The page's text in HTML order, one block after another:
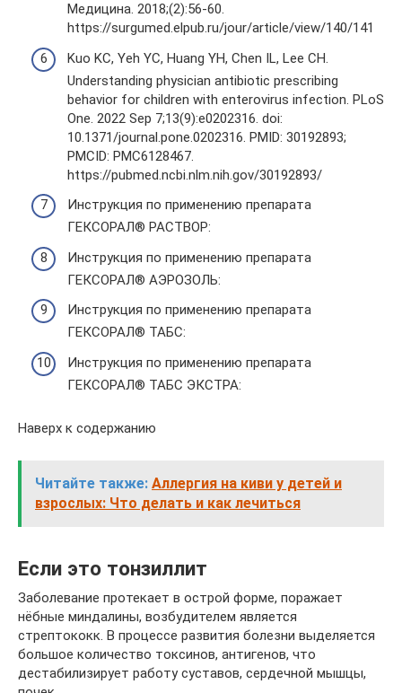
Медицина. 2018;(2):56-60.
https://surgumed.elpub.ru/jour/article/view/140/141
Kuo KC, Yeh YC, Huang YH, Chen IL, Lee CH.
Understanding physician antibiotic prescribing
behavior for children with enterovirus infection. PLoS
One. 2022 Sep 7;13(9):e0202316. doi:
10.1371/journal.pone.0202316. PMID: 30192893;
PMCID: PMC6128467.
https://pubmed.ncbi.nlm.nih.gov/30192893/
Инструкция по применению препарата
ГЕКСОРАЛ® РАСТВОР:
Инструкция по применению препарата
ГЕКСОРАЛ® АЭРОЗОЛЬ:
Инструкция по применению препарата
ГЕКСОРАЛ® ТАБС:
Инструкция по применению препарата
ГЕКСОРАЛ® ТАБС ЭКСТРА:
Наверх к содержанию
Читайте также: Аллергия на киви у детей и
взрослых: Что делать и как лечиться
Если это тонзиллит
Заболевание протекает в острой форме, поражает
нёбные миндалины, возбудителем является
стрептококк. В процессе развития болезни выделяется
большое количество токсинов, антигенов, что
дестабилизирует работу суставов, сердечной мышцы,